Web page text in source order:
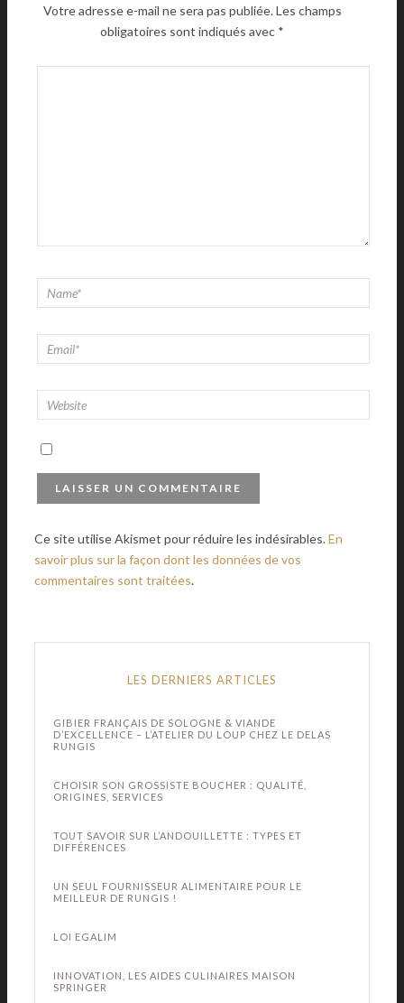
Votre adresse e-mail ne sera pas publiée.Les champs
obligatoires sont indiqués avec *
Ce site utilise Akismet pour réduire les indésirables.En
savoir plus sur la façon dont les données de vos
commentaires sont traitées.
LES DERNIERS ARTICLES
GIBIER FRANÇAIS DE SOLOGNE & VIANDE
D’EXCELLENCE – L’ATELIER DU LOUP CHEZ LE DELAS
RUNGIS
CHOISIR SON GROSSISTE BOUCHER : QUALITÉ,
ORIGINES, SERVICES
TOUT SAVOIR SUR L’ANDOUILLETTE : TYPES ET
DIFFÉRENCES
UN SEUL FOURNISSEUR ALIMENTAIRE POUR LE
MEILLEUR DE RUNGIS !
LOI EGALIM
INNOVATION, LES AIDES CULINAIRES MAISON
SPRINGER